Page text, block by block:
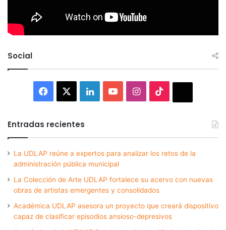
Social
Facebook LinkedInYouTubeInstagram
Entradas recientes
La UDLAP reúne a expertos para analizar los retos de la
administración pública municipal
La Colección de Arte UDLAP fortalece su acervo con nuevas
obras de artistas emergentes y consolidados
Académica UDLAP asesora un proyecto que creará dispositivo
capaz de clasificar episodios ansioso-depresivos